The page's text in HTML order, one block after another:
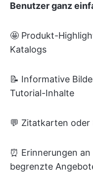
Benutzer ganz
🤩 Produkt-
Katalogs
📝 Informative
Tutorial-Inhalte
💬 Zitatkarten oder
⏰ Erinnerungen
begrenzte